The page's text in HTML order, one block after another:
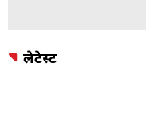
लेटेस्ट